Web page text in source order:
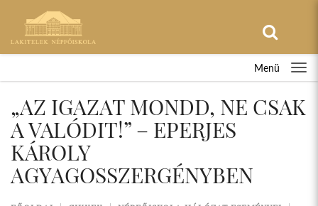
Menü
„AZ IGAZAT MONDD, NE CSAK
A VALÓDIT!” – EPERJES
KÁROLY
AGYAGOSSZERGÉNYBEN